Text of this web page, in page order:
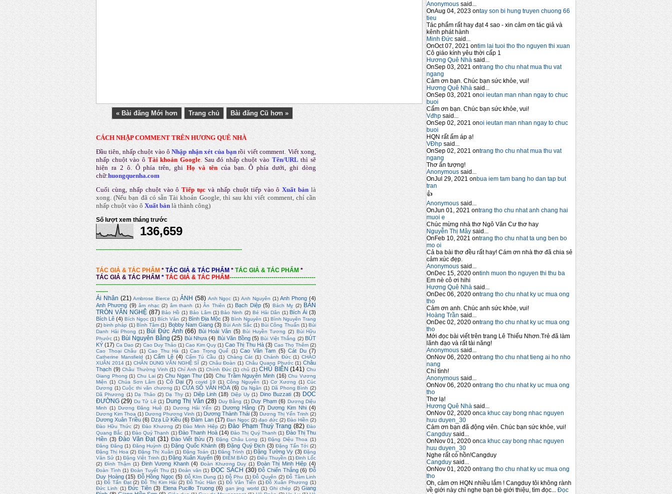
Anonymous said...
OnAug 04, 2023 ontay son bi hung truyen chuong 66
tieu
Tác phẩm rất hay đạt 4 sao - xin cảm ơn tác giả và
kênh phát hành
Minh Đức said...
OnOct 07, 2021 ontim lai tuoi tho tho nguyen thi xuan
Cô giáo kính yêu thời cấp 1
Hương Quê Nhà said...
OnSep 03, 2021 ontrang tho chu nhat mua thu vat
ngang
Cảm ơn bạn. Chúc bạn sức khỏe, vui!
Hương Quê Nhà said...
OnSep 03, 2021 onoi ieutan man nhan ngay to chuc
buoi
Cẩm ơn bạn. Chúc bạn sức khỏe, vui!
Vđhp said...
OnSep 02, 2021 onoi ieutan man nhan ngay to chuc
buoi
HQN rất ấm áp ạ!
VĐhp said...
OnSep 02, 2021 ontrang tho chu nhat mua thu vat
ngang
Thơ ấn tượng!
Anonymous said...
OnJul 29, 2021 onbua iem tam bang ho dan tap but
tran
👍
Anonymous said...
OnJun 01, 2021 ontrang tho chu nhat anh chang hai
muoi e
Chúc mừng nhà thơ Ngô Văn Cư thơ hay
Nguyễn Thị Mây said...
OnFeb 10, 2021 ontrang tho chu nhat ta ung ben bo
mo oi
Cả ba bài thơ đều rất hay! Cám ơn nhà thơ đã chia sẻ
cảm xúc đẹp.
Anonymous said...
OnDec 15, 2020 ontinh muon tho nguyen thi thu ba
Em nè cô ơi hihi
Hương Quê Nhà said...
OnDec 06, 2020 ontrang tho chu nhat ky uc mua ong
tho
Cảm ơn anh. Chúc anh sức khỏe, vui!
Hoàng Trần said...
OnDec 02, 2020 ontrang tho chu nhat ky uc mua ong
tho
Mới đọc bài viết trên trang Lê Thiếu Nhơn.Trẻ đã làm
lãnh đạo và rất tài năng!
Anonymous said...
OnNov 06, 2020 ontrang tho chu nhat tieng ai ho nho
nang
Chí tình!
Anonymous said...
OnNov 06, 2020 ontrang tho chu nhat ky uc mua ong
tho
Thơ lạ!
Hương Quê Nhà said...
OnNov 02, 2020 onca khuc cay bong nhac nguyen
huu duyen_30
Cảm ơn bạn đã động viên. Chúc bạn sức khỏe, vui!
Cangduy said...
OnNov 01, 2020 onca khuc cay bong nhac nguyen
huu duyen_30
Nghe rất có hồn!Cangduy
Cangduy said...
OnNov 01, 2020 ontrang tho chu nhat ky uc mua ong
tho
Oh, cảm ơn HQN nhiều lắm ! Cangduy tôi không rành
về giới này chỉ nghe bạn bè giới thiệu, tìm đọc... Đọc
« Bài đăng Mới hơn Trang chủ Bài đăng Cũ hơn »
CÁCH NHẬP COMMENT TRÊN HƯƠNG QUÊ NHÀ
Đầu tiên, nhấp chuột vào ô Nhập nhận xét của bạn rồi viết comment. Viết xong,
nhấp chuột vào ô Tài khoản Google. Sau đó nhấp chuột vào Tên/URL thì sẽ
hiện ra 2 ô. Ô phía trên, ghiHọ và tên của bạn. Ô phía dưới, ghi dòng
chữ:huongquenha.com
Cuối cùng, nhấp chuột vào ô Tiếp tục và nhấp chuột tiếp vào ôXuất bản là
xong.(Nếu bạn đã có sẵn Tài khoản Google, thì sau khi viết comment, chỉ cần
nhấp chuột vào ô Xuất bản là thành công)
Số lượt xem tháng trước
136,659
-------------------------------------------------------------------------
TÁC GIẢ & TÁC PHẨM * TÁC GIẢ & TÁC PHẨM * TÁC GIẢ & TÁC PHẨM *
TÁC GIẢ & TÁC PHẨM * TÁC GIẢ & TÁC PHẨM-------------------------------------------
--------------------------------------------------------------------------------------------------------------
------
Ái Nhân (21) Ambrose Bierce (1) ẢNH (58) Anh Ngọc (1) Anh Nguyên (1) Anh Phong (4)
Anh Phương (9) âm nhạc (2) âm thanh (1) Ân Thiên (1) Bạch Diệp (5) Bách Mỵ (2) BÀN
TRÒN VĂN NGHỆ (87) Bảo Hồ (1) Bảo Lâm (1) Bảo Ninh (2) Bé Hải Dân (1) Bích Ái (3)
Bích Lê (4) Bích Ngọc (1) Bích Vân (2) Bình Địa Mộc (3) Bình Nguyên (1) Bình Nguyên Trang
(2) binh pháp (1) Bình Tâm (1) Bobby Nam Giang (3) Bùi Anh Sắc (1) Bùi Công Thuấn (1) Bùi
Danh Hải Phong (1) Bùi Đức Ánh (66) Bùi Hoài Vân (5) Bùi Huyền Tương (2) Bùi Hữu
Phước (1) Bùi Nguyên Bằng (25) Bùi Nhựa (4) Bùi Văn Bồng (5) Bùi Việt Thắng (2) BÚT
KÝ (17) Ca Dao (2) Cao Duy Thảo (1) Cao Kim Quy (1) Cao Thị Thu Hà (3) Cao Thọ Thêm (2)
Cao Thoại Châu
(1) Cao Thu Hà (1) Cao Trọng Quế (1) Cao Văn Tam (5) Cát Du (7)
Catherine Mansfield (1) Cẩm Lệ (4) Cẩm Tú Cầu (1) Chàng Cát (1) Chánh Đức (1) CHÀO
XUÂN 2014 (1) CHÂN DUNG VĂN NGHỆ SĨ (2) Châu Đoàn (1) Châu Quang Phước (1) Châu
Thạch (9) Châu Thường Vinh (1) Chí Anh (1) Chính Đức (1) chủ (1) CHỦ BIÊN (141) Chu
Giang Phong (1) Chu Lai (2) Chu Ngạn Thư (10) Chu Trầm Nguyên Minh (16) Chu Vương
Miện (1) Chúa Sơn Lâm (1) Cỏ Dại (7) covid 19 (1) Công Nguyễn (1) Cơ Xương (1) Cúc
Dương (1) Cuộc thi văn chương (1) CỬA SỔ VĂN HÓA (6) Dạ Ngân (1) Dã Phong Bình (2)
Dã Phương (1) Dạ Thảo (2) Dạ Thy (1) Diệp Linh (18) Diệp Uy (1) Dino Buzzati (3) DỌC
ĐƯỜNG (29) Du Tử Lê (1) Dung Thị Vân (28) Duy Bằng (1) Duy Phạm (6) Dương Diệu
Minh (1) Dương Đăng Huệ (1) Dương Hải Yến (2) Dương Hằng (7) Dương Kim Nhi (4)
Dương Kim Thoa (1) Dương Phương Vinh (1) Dương Thành Thái (3) Dương Thị Yến Trinh (2)
Dương Xuân Triều (6) Dzạ Lữ Kiều (6) Đàm Lan (17) Đan Ngọc (2) đạo đức (2) Đào Hiền (2)
Đào Hữu Thức (2) Đào Khương (2) Đào Minh Hiệp (2) Đào Phạm Thuỳ Trang (82) Đào
Quang Bắc (1) Đào Quý Thạnh (1) Đào Thanh Hoà (14) Đào Thị Quý Thanh (1) Đào Thị Thu
Hiền (3) Đào Văn Đạt (31) Đào Viết Bửu (7) Đặng Châu Long (1) Đặng Diệu Thoa (1)
Đăng Đăng (1) Đăng Huỳnh (1) Đặng Quốc Khánh (8) Đặng Quý Địch (3) Đặng Tấn Tới (2)
Đặng Thị Hoa (2) Đặng Thị Xuân (1) Đặng Toán (1) Đăng Trình (1) Đặng Tường Vy (3) Đặng
Văn Sử (1) Đặng Việt Trinh (1) Đặng Xuân Xuyến (9) ĐIỂM BÁO (2) Điêu Thuyền (1) Đinh Lốc
(2) Đình Thậm (1) Đinh Vương Khanh (4) Đoàn Khương Duy (1) Đoàn Thị Minh Hiệp (4)
Đoàn Tình (1) Đoàn Tuyết Thu (1) Đoản văn (1) ĐỌC SÁCH (30) Đỗ Chiến Thắng (6) Đỗ
Duy Hoàng (15) Đỗ Hồng Ngọc (5) Đỗ KIm Dung (1) Đỗ Phu (1) Đỗ Quyên (2) Đỗ Tâm Linh
(1) Đỗ Tấn Đạt (2) Đỗ Thị Kim Hải (2) Đỗ Trúc Hàn (1) Đỗ Văn Tiến (1) Đỗ Xuân Phương (1)
Đức Linh (1) Đức Tiên (3) Elena Pucillo Truong (6) gan jing world (1) Ghi chép (2) Giang